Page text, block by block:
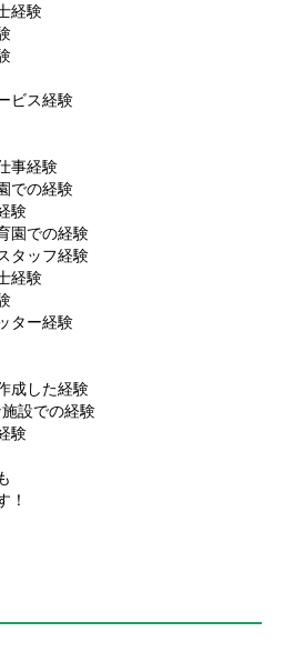
経験
ビス経験
事経験
での経験
験
園での経験
タッフ経験
経験
ター経験
成した経験
設での経験
験
！